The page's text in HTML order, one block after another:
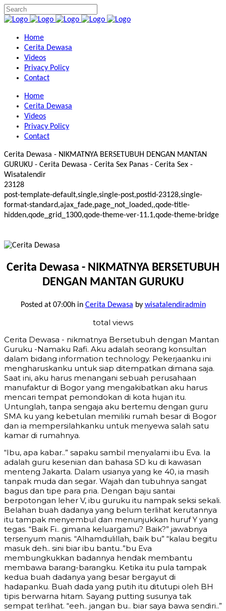
Home
Cerita Dewasa
Videos
Privacy Policy
Contact
Home
Cerita Dewasa
Videos
Privacy Policy
Contact
Cerita Dewasa - NIKMATNYA BERSETUBUH DENGAN MANTAN
GURUKU - Cerita Dewasa - Cerita Sex Panas - Cerita Sex -
Wisatalendir
23128
post-template-default,single,single-post,postid-23128,single-
format-standard,ajax_fade,page_not_loaded,,qode-title-
hidden,qode_grid_1300,qode-theme-ver-11.1,qode-theme-bridge
Cerita Dewasa - NIKMATNYA BERSETUBUH
DENGAN MANTAN GURUKU
Posted at 07:00hin Cerita Dewasa by wisatalendiradmin
total views
Cerita Dewasa - nikmatnya Bersetubuh dengan Mantan
Guruku -Namaku Rafi. Aku adalah seorang konsultan
dalam bidang information technology. Pekerjaanku ini
mengharuskanku untuk siap ditempatkan dimana saja.
Saat ini, aku harus menangani sebuah perusahaan
manufaktur di Bogor yang mengakibatkan aku harus
mencari tempat pemondokan di kota hujan itu.
Untunglah, tanpa sengaja aku bertemu dengan guru
SMA ku yang kebetulan memiliki rumah besar di Bogor
dan ia mempersilahkanku untuk menyewa salah satu
kamar di rumahnya.
“Ibu, apa kabar..” sapaku sambil menyalami ibu Eva. Ia
adalah guru kesenian dan bahasa SD ku di kawasan
menteng Jakarta. Dalam usianya yang ke 40, ia masih
tanpak muda dan segar. Wajah dan tubuhnya sangat
bagus dan tipe para pria. Dengan baju santai
berpotongan leher V, ibu guruku itu nampak seksi sekali.
Belahan buah dadanya yang belum terlihat kerutannya
itu tampak menyembul dan menunjukkan huruf Y yang
tegas. “Baik Fi.. gimana keluargamu? Baik?” jawabnya
tersenyum manis. “Alhamdulillah, baik bu” “kalau begitu
masuk deh.. sini biar ibu bantu..”bu Eva
membungkukkan badannya hendak membantu
membawa barang-barangku. Ketika itu pula tampak
kedua buah dadanya yang besar bergayut di
hadapanku. Buah dada yang putih itu ditutupi oleh BH
tipis berwarna hitam. Sayang putting susunya tak
sempat terlihat. “eeh.. jangan bu.. biar saya bawa sendiri..”